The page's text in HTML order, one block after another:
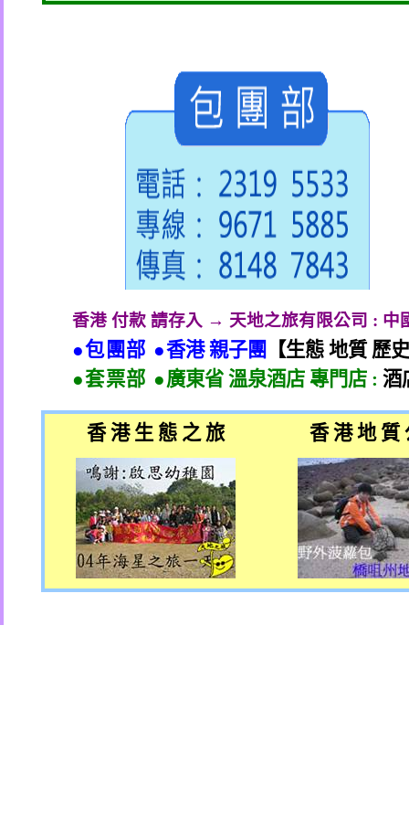
香港 付款 請存入 → 天地之旅有限公司 : 中
●包團部 ●香港 親子團
【生態 地質 歷
●套票部 ●廣東省 溫泉酒店 專門店 : 酒
香 港 生 態 之 旅 香 港 地 質